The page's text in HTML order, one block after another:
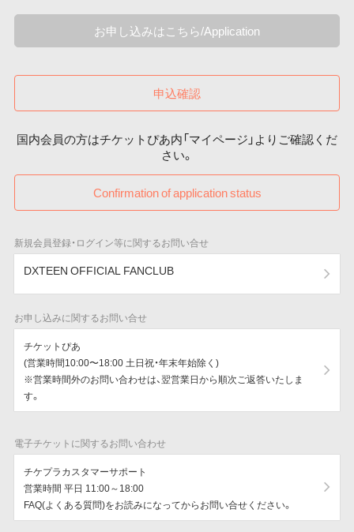
お申し込みはこちら/Application
申込確認
国内会員の方はチケットぴあ内「マイページ」よりご確認くだ
さい。
Confirmation of application status
新規会員登録・ログイン等に関するお問い合せ
DXTEEN OFFICIAL FANCLUB
お申し込みに関するお問い合せ
チケットぴあ
(営業時間10:00〜18:00 土日祝・年末年始除く)
※営業時間外のお問い合わせは、翌営業日から順次ご返答いたしま
す。
電子チケットに関するお問い合わせ
チケプラカスタマーサポート
営業時間 平日 11:00～18:00
FAQ(よくある質問)をお読みになってからお問い合せください。